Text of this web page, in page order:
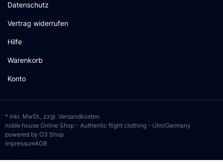
Datenschutz
Vertrag widerrufen
Hilfe
Warenkorb
Konto
* inkl. MwSt., zzgl. Versandkosten
noble house Online Shop - Authentic flight clothing - Ulm/Germany
powered by O3 Shop
ImpressumAGB